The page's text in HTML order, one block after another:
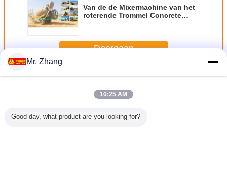
Van de de Mixermachine van het
roterende Trommel Concrete
Doorgaan
MeerConcreet Bouwmateriaal
Mr. Zhang
10:25 AM
Good day, what product are you looking for?